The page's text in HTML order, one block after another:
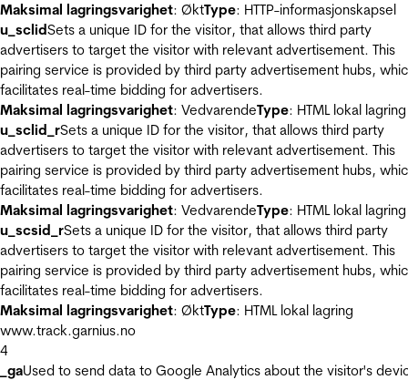
Maksimal lagringsvarighet: ØktType: HTTP-informasjonskapsel
u_sclidSets a unique ID for the visitor, that allows third party
advertisers to target the visitor with relevant advertisement. This
pairing service is provided by third party advertisement hubs,
facilitates real-time bidding for advertisers.
Maksimal lagringsvarighet: VedvarendeType: HTML lokal lagring
u_sclid_rSets a unique ID for the visitor, that allows third party
advertisers to target the visitor with relevant advertisement. This
pairing service is provided by third party advertisement hubs,
facilitates real-time bidding for advertisers.
Maksimal lagringsvarighet: VedvarendeType: HTML lokal lagring
u_scsid_rSets a unique ID for the visitor, that allows third party
advertisers to target the visitor with relevant advertisement. This
pairing service is provided by third party advertisement hubs,
facilitates real-time bidding for advertisers.
Maksimal lagringsvarighet: ØktType: HTML lokal lagring
www.track.garnius.no
4
_gaUsed to send data to Google Analytics about the visitor's